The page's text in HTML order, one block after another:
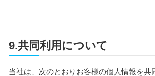
9.共同利用について
当社は、次のとおりお客様の個人情報を共